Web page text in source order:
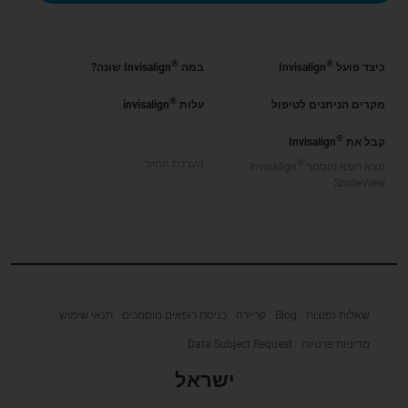
כיצד פועל ®
Invisalign במה ®Invisalign שונה?
מקרים הניתנים לטיפול עלות ®
invisalign
קבל את ®
Invisalign
שאלות נפוצות Blog קריירה כניסת רופאים מוסמכים תנאי שימוש
מדיניות פרטיות Data Subject Request
ישראל